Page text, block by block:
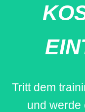
Tritt dem
und werde